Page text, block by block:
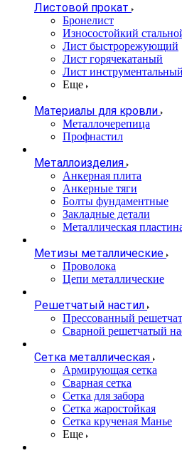
Листовой прокат
Бронелист
Износостойкий
Лист быстрорежующий
Лист горячекатаный
Лист инструментальный
Еще
Материалы для кровли
Металлочерепица
Профнастил
Металлоизделия
Анкерная плита
Анкерные тяги
Болты фундаментные
Закладные детали
Металлическая
Метизы металлические
Проволока
Цепи металлические
Решетчатый настил
Прессованный
Сварной решетчатый
Сетка металлическая
Армирующая сетка
Сварная сетка
Сетка для забора
Сетка жаростойкая
Сетка крученая Манье
Еще